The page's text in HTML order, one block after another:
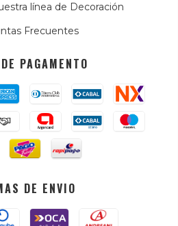
línea de Decoración
Frecuentes
PAGAMENTO
DE ENVIO